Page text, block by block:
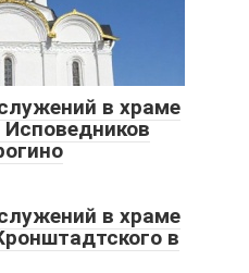
в храме
в храме
в